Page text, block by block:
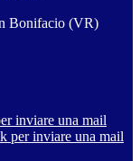
Bonifacio (VR)
inviare una mail
per inviare una mail